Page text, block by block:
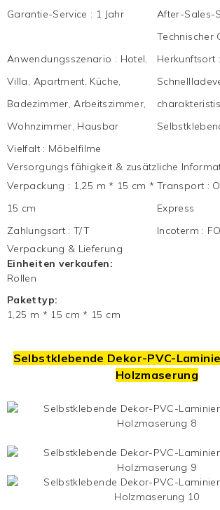
Garantie-Service : 1 Jahr After-Sales-
Technischer
Anwendungsszenario : Hotel,
Villa, Apartment, Küche,
Badezimmer, Arbeitszimmer,
Wohnzimmer, Hausbar
Herkunftsort :
Vielfalt : Möbelfilme
Versorgungs fähigkeit & zusätzliche
Verpackung : 1,25 m * 15 cm *
15 cm
Transport :
Express
Zahlungsart :T/T Incoterm :
Verpackung & Lieferung
Einheiten verkaufen:
Rollen
Pakettyp:
1,25 m * 15 cm * 15 cm
Selbstklebende Dekor-PVC-
Holzmaserung